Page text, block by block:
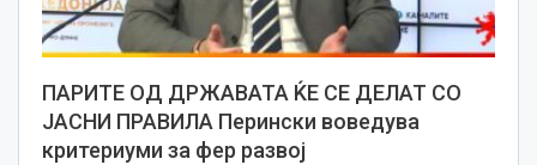
ПАРИТЕ ОД ДРЖАВАТА ЌЕ СЕ ДЕЛАТ СО
ЈАСНИ ПРАВИЛА Перински воведува
критериуми за фер развој